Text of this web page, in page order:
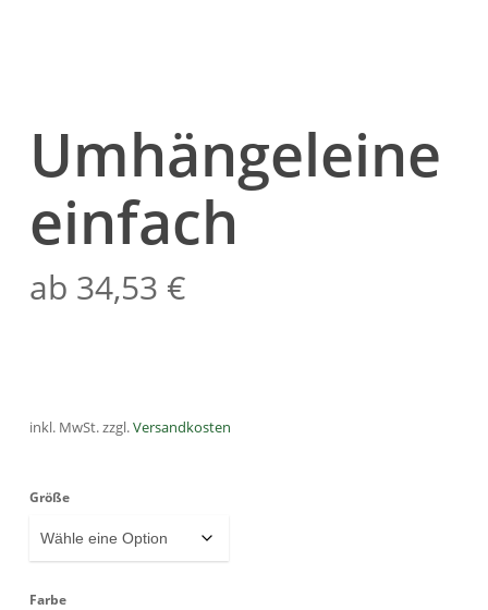
Umhängeleine
einfach
ab 34,53 €
inkl. MwSt.zzgl.Versandkosten
Größe
Farbe